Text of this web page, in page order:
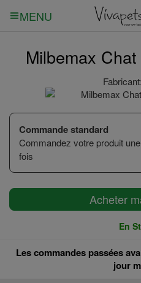
MENU
Milbemax
Fabricant:
Commande standard
Commandez votre produit
fois
Acheter
En
Les commandes passées
jour